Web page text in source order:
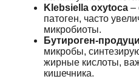
Klebsiella oxytoca –
патоген, часто
микробиоты.
микробы,
жирные кислоты,
кишечника.